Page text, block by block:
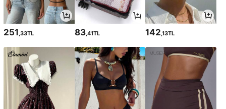
251 ,33TL 83,41TL 142 ,13TL